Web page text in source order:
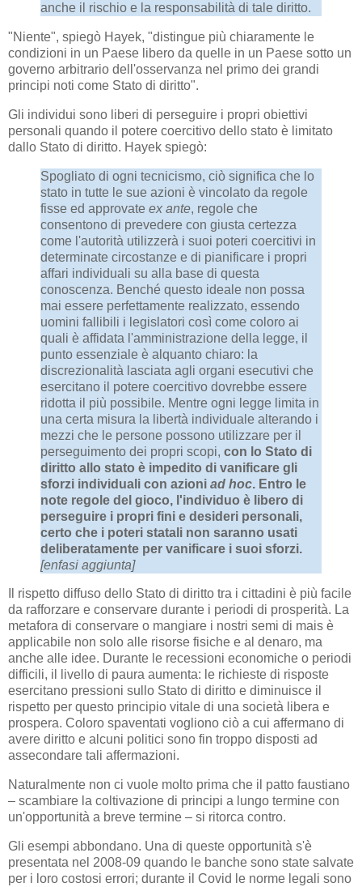
anche il rischio e la responsabilità di tale diritto.
"Niente", spiegò Hayek, "distingue più chiaramente le
condizioni in un Paese libero da quelle in un Paese sotto un
governo arbitrario dell'osservanza nel primo dei grandi
principi noti come Stato di diritto".
Gli individui sono liberi di perseguire i propri obiettivi
personali quando il potere coercitivo dello stato è limitato
dallo Stato di diritto. Hayek spiegò:
Spogliato di ogni tecnicismo, ciò significa che lo
stato in tutte le sue azioni è vincolato da regole
fisse ed approvate ex ante, regole che
consentono di prevedere con giusta certezza
come l'autorità utilizzerà i suoi poteri coercitivi in ​​
determinate circostanze e di pianificare i propri
affari individuali su alla base di questa
conoscenza. Benché questo ideale non possa
mai essere perfettamente realizzato, essendo
uomini fallibili i legislatori così come coloro ai
quali è affidata l'amministrazione della legge, il
punto essenziale è alquanto chiaro: la
discrezionalità lasciata agli organi esecutivi che
esercitano il potere coercitivo dovrebbe essere
ridotta il più possibile. Mentre ogni legge limita in
una certa misura la libertà individuale alterando i
mezzi che le persone possono utilizzare per il
perseguimento dei propri scopi, con lo Stato di
diritto allo stato è impedito di vanificare gli
sforzi individuali con azioni ad hoc. Entro le
note regole del gioco, l'individuo è libero di
perseguire i propri fini e desideri personali,
certo che i poteri statali non saranno usati
deliberatamente per vanificare i suoi sforzi.
[enfasi aggiunta]
Il rispetto diffuso dello Stato di diritto tra i cittadini è più facile
da rafforzare e conservare durante i periodi di prosperità. La
metafora di conservare o mangiare i nostri semi di mais è
applicabile non solo alle risorse fisiche e al denaro, ma
anche alle idee. Durante le recessioni economiche o periodi
difficili, il livello di paura aumenta: le richieste di risposte
esercitano pressioni sullo Stato di diritto e diminuisce il
rispetto per questo principio vitale di una società libera e
prospera. Coloro spaventati vogliono ciò a cui affermano di
avere diritto e alcuni politici sono fin troppo disposti ad
assecondare tali affermazioni.
Naturalmente non ci vuole molto prima che il patto faustiano
– scambiare la coltivazione di principi a lungo termine con
un'opportunità a breve termine – si ritorca contro.
Gli esempi abbondano. Una di queste opportunità s'è
presentata nel 2008-09 quando le banche sono state salvate
per i loro costosi errori; durante il Covid le norme legali sono